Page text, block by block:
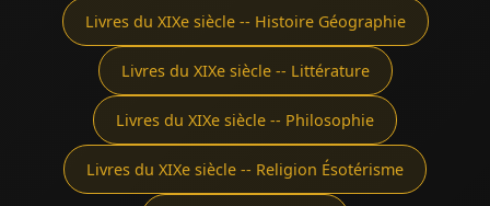
Livres du XIXe siècle -- Histoire Géographie
Livres du XIXe siècle -- Littérature
Livres du XIXe siècle -- Philosophie
Livres du XIXe siècle -- Religion Ésotérisme